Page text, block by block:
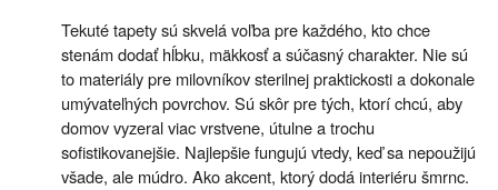
Tekuté tapety sú skvelá voľba pre každého, kto chce
stenám dodať hĺbku, mäkkosť a súčasný charakter. Nie sú
to materiály pre milovníkov sterilnej praktickosti a dokonale
umývateľných povrchov. Sú skôr pre tých, ktorí chcú, aby
domov vyzeral viac vrstvene, útulne a trochu
sofistikovanejšie. Najlepšie fungujú vtedy, keď sa nepoužijú
všade, ale múdro. Ako akcent, ktorý dodá interiéru šmrnc.